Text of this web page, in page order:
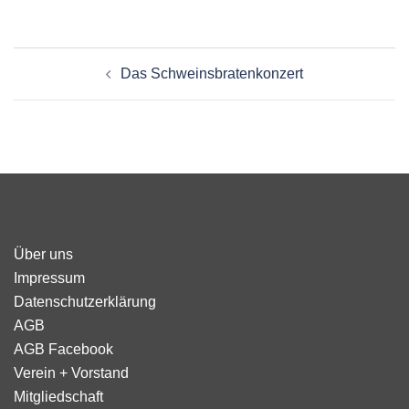
Das Schweinsbratenkonzert
Über uns
Impressum
Datenschutzerklärung
AGB
AGB Facebook
Verein + Vorstand
Mitgliedschaft